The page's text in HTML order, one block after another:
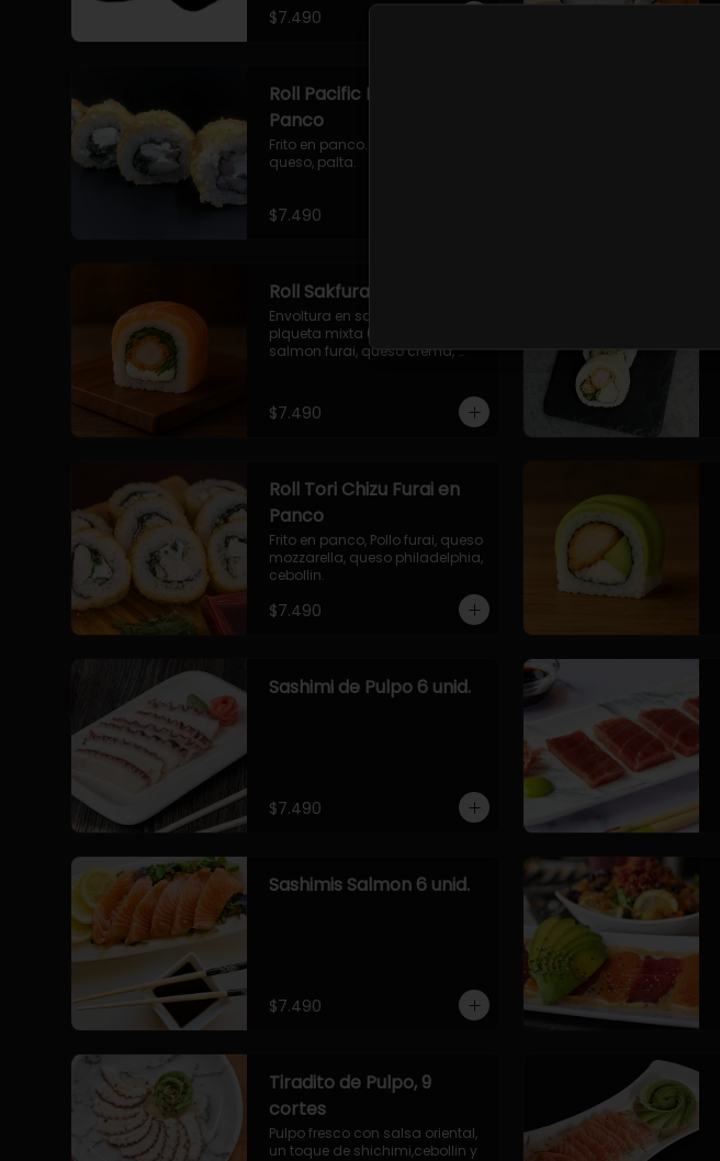
$7.490
Roll Pacific Furai en
Panco
Frito en panco. Camaron furai,
queso, palta.
$7.490
Roll Sakfurai en Salmon
Envoltura en salmon fresco o
plqueta mixta (salmon-palta),
salmon furai, queso crema,
$7.490
Roll Tori Chizu Furai en
Panco
Frito en panco, Pollo furai, queso
mozzarella, queso philadelphia,
cebollin.
$7.490
Sashimi de Pulpo 6 unid.
$7.490
Sashimis Salmon 6 unid.
$7.490
Tiradito de Pulpo, 9
cortes
Pulpo fresco con salsa oriental,
un toque de shichimi,cebollin y